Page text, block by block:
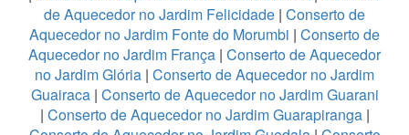
de Aquecedor no Jardim Felicidade | Conserto de
Aquecedor no Jardim Fonte do Morumbi | Conserto de
Aquecedor no Jardim França | Conserto de Aquecedor
no Jardim Glória | Conserto de Aquecedor no Jardim
Guairaca| Conserto de Aquecedor no Jardim Guarani
| Conserto de Aquecedor no Jardim Guarapiranga|